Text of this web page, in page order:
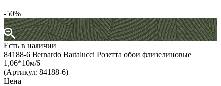
-50%
Есть в наличии
84188-6 Bernardo Bartalucci Розетта обои флизелиновые
1,06*10м/6
(Артикул: 84188-6)
Цена